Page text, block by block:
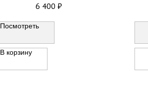
6 400 ₽
Посмотреть
В корзину